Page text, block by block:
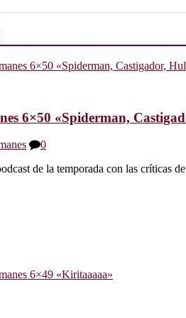
6×50 «Spiderman,
0
de la temporada con las